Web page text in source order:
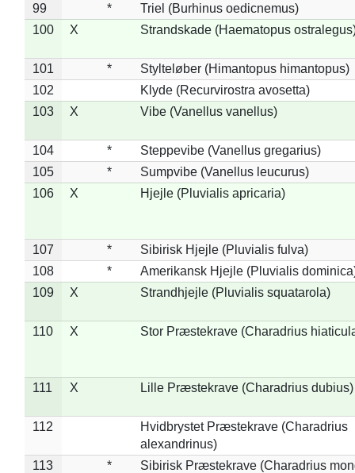
99 *
Triel (Burhinus oedicnemus)
100
X Strandskade (Haematopus
101 *
Stylteløber (Himantopus himantopus)
102
Klyde (Recurvirostra avosetta)
103
X Vibe (Vanellus vanellus)
104 *
Steppevibe (Vanellus gregarius)
105
*
Sumpvibe (Vanellus leucurus)
106
X Hjejle (Pluvialis apricaria)
107 *
Sibirisk Hjejle (Pluvialis fulva)
108
*
Amerikansk Hjejle (Pluvialis
109
X Strandhjejle (Pluvialis squatarola)
110 X Stor Præstekrave (Charadrius
111 X Lille Præstekrave (Charadrius dubius)
112
Hvidbrystet Præstekrave (Charadrius
alexandrinus)
113
*
Sibirisk Præstekrave (Charadrius